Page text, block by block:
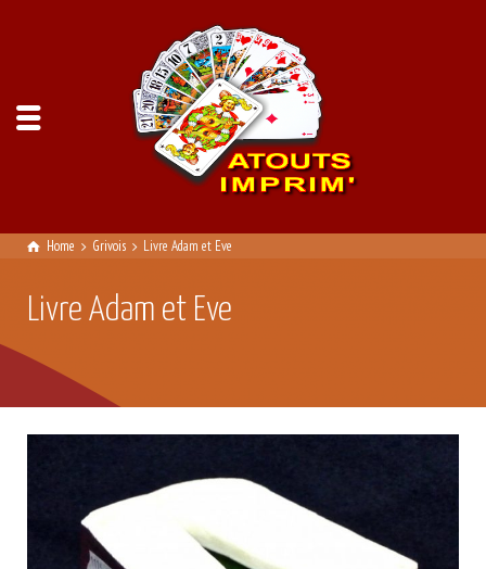
Home Grivois Livre Adam et Eve
Livre Adam et Eve